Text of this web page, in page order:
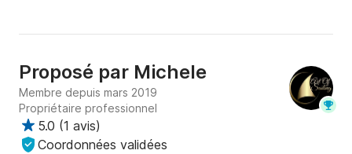
Proposé par Michele
Membre depuis mars 2019
Propriétaire professionnel
5.0 (1 avis)
Coordonnées validées